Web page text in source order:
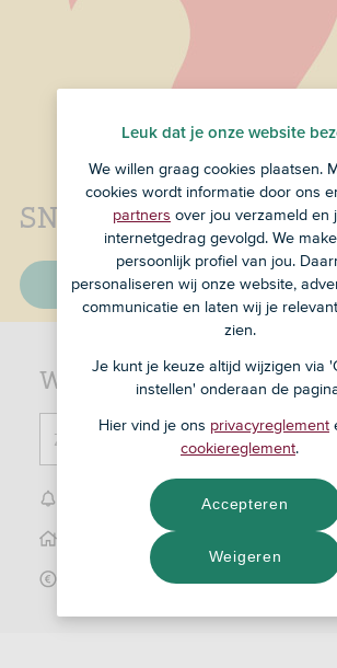
SNS is nu ASN Bank
Lees verder
Waar kunnen we je mee
Zoek naar ...
Klantenservice
Vind een ASN winkel
Gegevens wijzigen
Leuk dat je onze website
We willen graag cookies plaatsen.
cookies wordt informatie door ons
partners over jou verzameld en
internetgedrag gevolgd. We
persoonlijk profiel van jou.
personaliseren wij onze website,
communicatie en laten wij je
zien.
Je kunt je keuze altijd wijzigen via
instellen' onderaan de
Hier vind je ons privacyreglement
cookiereglement.
Weigeren
Accepteren